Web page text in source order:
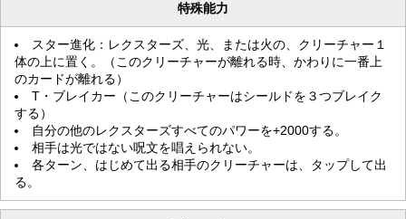
特殊能力
スター進化：レクスターズ、光、または火の、クリーチャー１
体の上に置く。（このクリーチャーが離れる時、かわりに一番上
のカードが離れる）
T・ブレイカー（このクリーチャーはシールドを３つブレイク
する）
自分の他のレクスターズすべてのパワーを+2000する。
相手は光ではない呪文を唱えられない。
各ターン、はじめて出る相手のクリーチャーは、タップして出
る。